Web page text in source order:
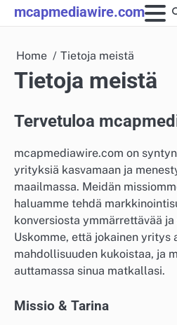
Skip
to
mcapmediawire.com
Home Tietoja meistä
Tietoja meistä
Tervetuloa
mcapmediawire.com on
yrityksiä kasvamaan ja
maailmassa. Meidän
haluamme tehdä
konversiosta ymmärrettävää
Uskomme, että jokainen yritys
mahdollisuuden kukoistaa, ja
auttamassa sinua matkallasi.
Missio & Tarina